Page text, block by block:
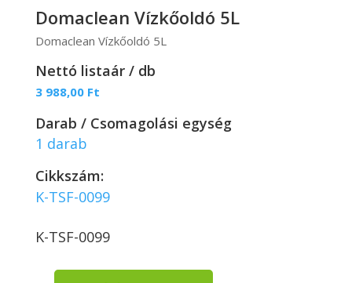
Domaclean Vízkőoldó 5L
Domaclean Vízkőoldó 5L
Nettó listaár / db
3 988,00 Ft
Darab / Csomagolási egység
1 darab
Cikkszám:
K-TSF-0099
K-TSF-0099